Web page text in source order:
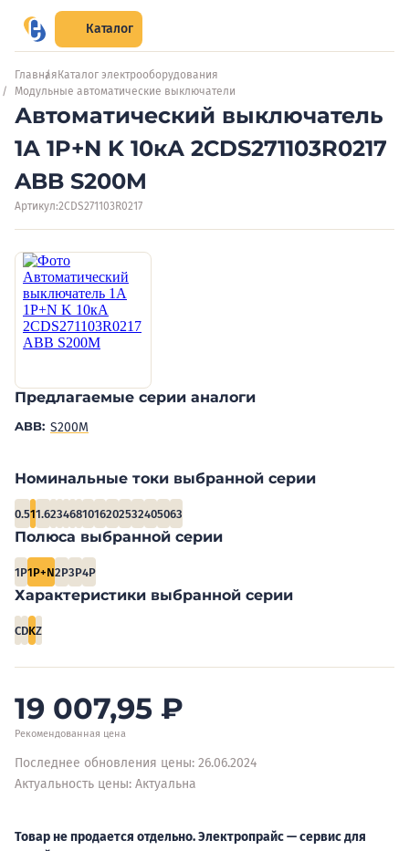
Каталог
Главная Каталог электрооборудования
Модульные автоматические выключатели
Автоматический выключатель
1А 1P+N K 10кА 2CDS271103R0217
ABB S200M
Артикул:2CDS271103R0217
Предлагаемые серии аналоги
ABB: S200M
Номинальные токи выбранной серии
0.511.6234681016202532405063
Полюса выбранной серии
1P1P+N2P3P4P
Характеристики выбранной серии
CDKZ
19 007,95 ₽
Рекомендованная цена
Последнее обновления цены: 26.06.2024
Актуальность цены: Актуальна
Товар не продается отдельно. Электропрайс — сервис для